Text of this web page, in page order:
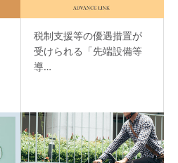
税制支援等の優遇措置が
受けられる「先端設備等
導…